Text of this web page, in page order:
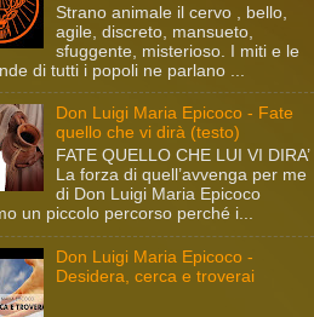
Strano animale il cervo , bello,
agile, discreto, mansueto,
sfuggente, misterioso. I miti e le
di tutti i popoli ne parlano ...
Don Luigi Maria Epicoco - Fate
quello che vi dirà (testo)
FATE QUELLO CHE LUI VI DIRA’
La forza di quell’avvenga per me
di Don Luigi Maria Epicoco
un piccolo percorso perché i...
Don Luigi Maria Epicoco -
Desidera, cerca e troverai